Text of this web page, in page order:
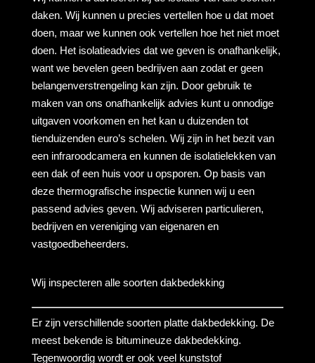
daken. Wij kunnen u precies vertellen hoe u dat moet
doen, maar we kunnen ook vertellen hoe het niet moet
doen. Het isolatieadvies dat we geven is onafhankelijk,
want we bevelen geen bedrijven aan zodat er geen
belangenverstrengeling kan zijn. Door gebruik te
maken van ons onafhankelijk advies kunt u onnodige
uitgaven voorkomen en het kan u duizenden tot
tienduizenden euro’s schelen. Wij zijn in het bezit van
een infraroodcamera en kunnen de isolatielekken van
een dak of een huis voor u opsporen. Op basis van
deze thermografische inspectie kunnen wij u een
passend advies geven. Wij adviseren particulieren,
bedrijven en vereniging van eigenaren en
vastgoedbeheerders.
Wij inspecteren alle soorten dakbedekking
Er zijn verschillende soorten platte dakbedekking. De
meest bekende is bitumineuze dakbedekking.
Tegenwoordig wordt er ook veel kunststof